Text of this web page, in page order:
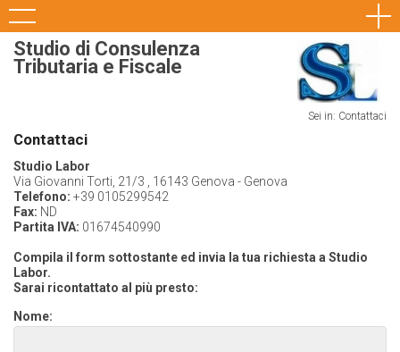
Studio di Consulenza
Tributaria e Fiscale
Sei in: Contattaci
Contattaci
Studio Labor
Via Giovanni Torti, 21/3 , 16143 Genova - Genova
Telefono: +39 0105299542
Fax: ND
Partita IVA: 01674540990
Compila il form sottostante ed invia la tua richiesta a Studio
Labor.
Sarai ricontattato al più presto:
Nome: